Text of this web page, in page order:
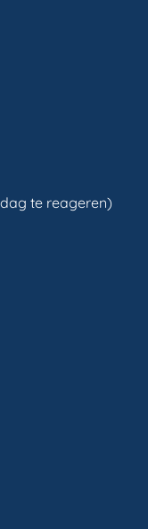
te reageren)